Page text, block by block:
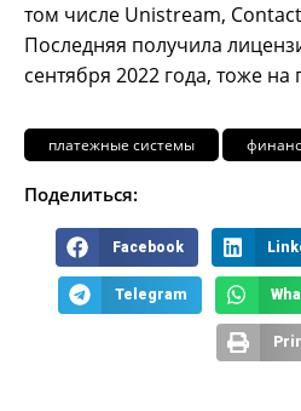
том числе Unistream,
Последняя получила
сентября 2022 года, тоже на
платежные системы
Поделиться:
Facebook
Telegram